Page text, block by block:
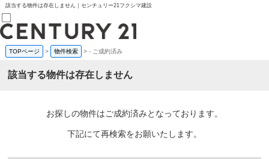
該当する物件は存在しません｜センチュリー21フクシマ建設
売買部
0120-800-844
賃貸部
会員メニュー
TOPページ > 物件検索 >- ご成約済み
該当する物件は存在しません
お探しの物件はご成約済みとなっております。
下記にて再検索をお願いたします。